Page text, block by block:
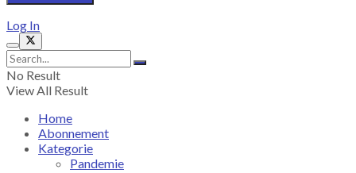
Log In
No Result
View All Result
Home
Abonnement
Kategorie
Pandemie